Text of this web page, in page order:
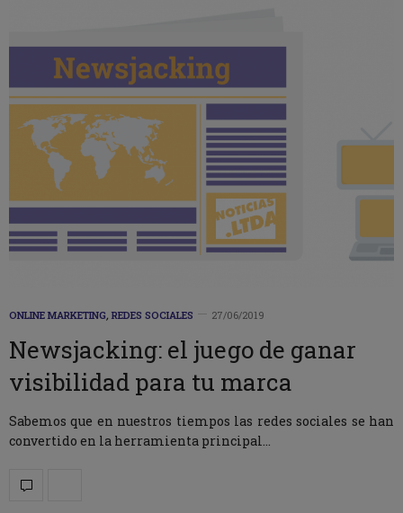
ONLINE MARKETING, REDES SOCIALES 27/06/2019
Newsjacking: el juego de ganar
visibilidad para tu marca
Sabemos que en nuestros tiempos las redes sociales se han
convertido en la herramienta principal…